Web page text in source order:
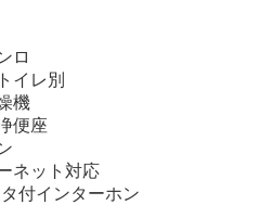
ロ
イレ別
機
便座
ネット対応
付インターホン